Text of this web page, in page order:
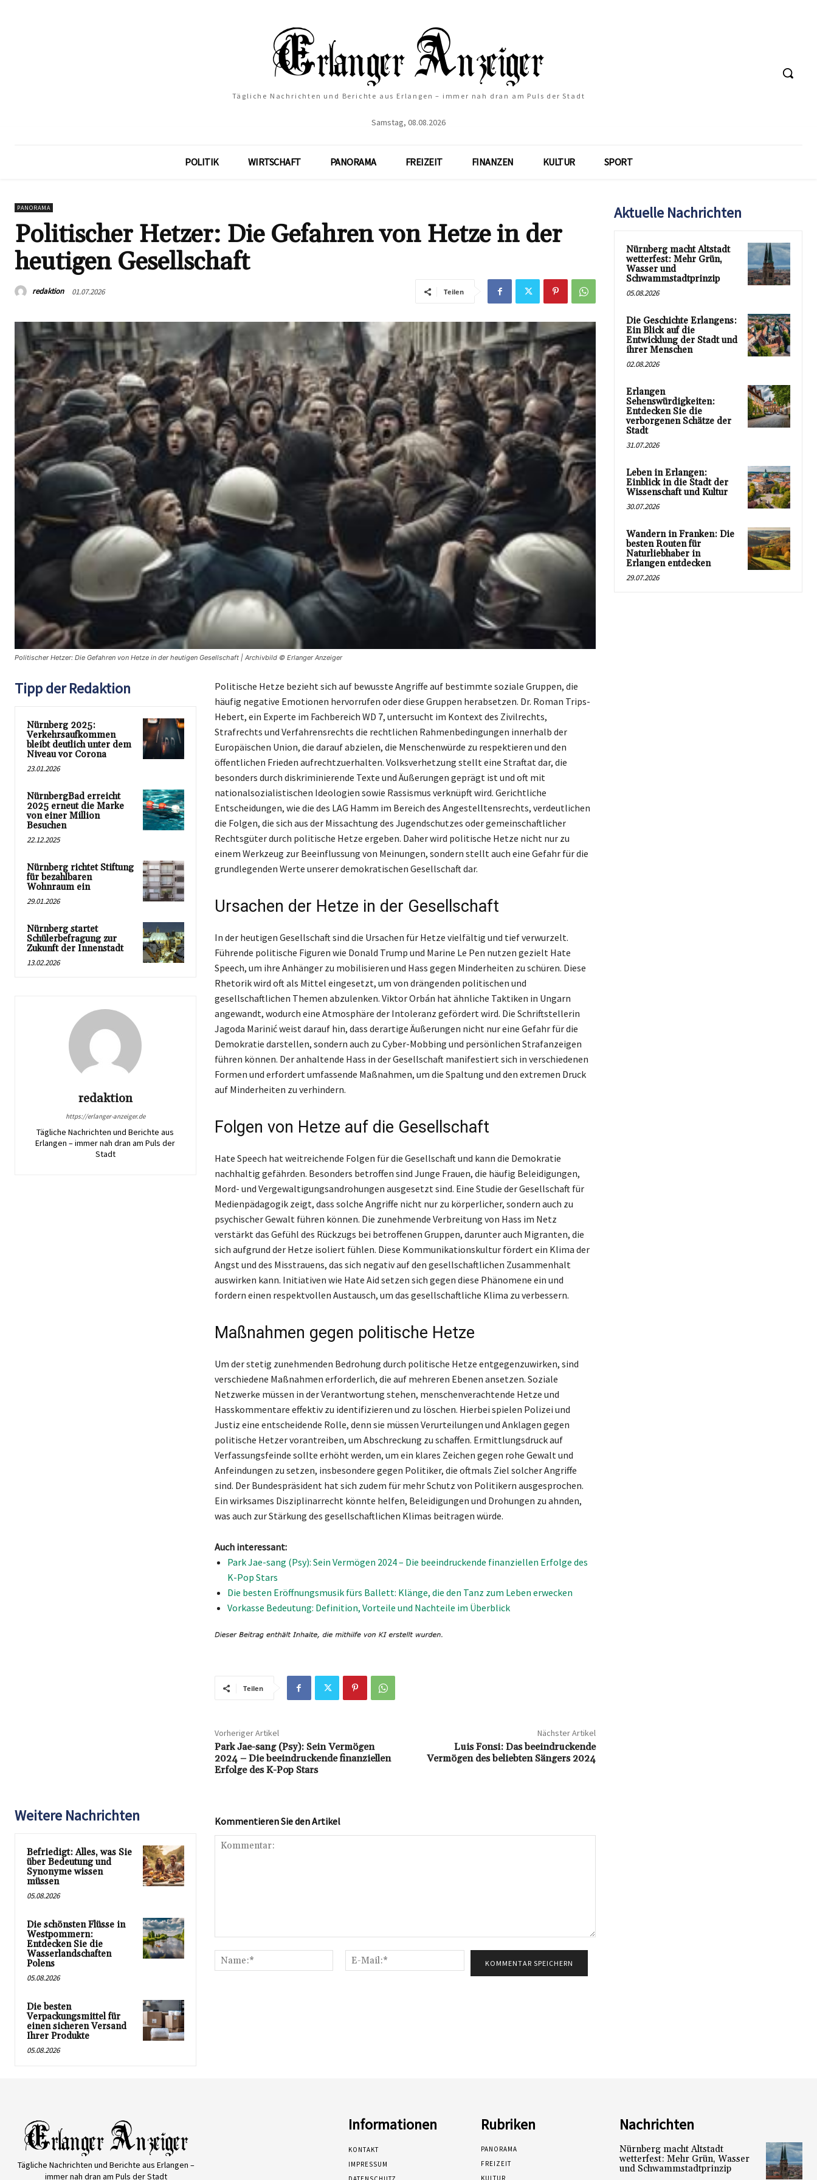
Tägliche Nachrichten und Berichte aus Erlangen – immer nah dran am Puls der Stadt
Samstag, 08.08.2026
POLITIK WIRTSCHAFT PANORAMA FREIZEIT FINANZEN KULTUR SPORT
PANORAMA
Politischer Hetzer: Die Gefahren von Hetze in der
heutigen Gesellschaft
redaktion 01.07.2026 Teilen
Politischer Hetzer: Die Gefahren von Hetze in der heutigen Gesellschaft | Archivbild © Erlanger Anzeiger
Tipp der Redaktion
Nürnberg 2025:
Verkehrsaufkommen
bleibt deutlich unter dem
Niveau vor Corona
23.01.2026
NürnbergBad erreicht
2025 erneut die Marke
von einer Million
Besuchen
22.12.2025
Nürnberg richtet Stiftung
für bezahlbaren
Wohnraum ein
29.01.2026
Nürnberg startet
Schülerbefragung zur
Zukunft der Innenstadt
13.02.2026
redaktion
https://erlanger-anzeiger.de
Tägliche Nachrichten und Berichte aus
Erlangen – immer nah dran am Puls der
Stadt
Politische Hetze bezieht sich auf bewusste Angriffe auf bestimmte soziale Gruppen, die
häufig negative Emotionen hervorrufen oder diese Gruppen herabsetzen. Dr. Roman Trips-
Hebert, ein Experte im Fachbereich WD 7, untersucht im Kontext des Zivilrechts,
Strafrechts und Verfahrensrechts die rechtlichen Rahmenbedingungen innerhalb der
Europäischen Union, die darauf abzielen, die Menschenwürde zu respektieren und den
öffentlichen Frieden aufrechtzuerhalten. Volksverhetzung stellt eine Straftat dar, die
besonders durch diskriminierende Texte und Äußerungen geprägt ist und oft mit
nationalsozialistischen Ideologien sowie Rassismus verknüpft wird. Gerichtliche
Entscheidungen, wie die des LAG Hamm im Bereich des Angestelltensrechts, verdeutlichen
die Folgen, die sich aus der Missachtung des Jugendschutzes oder gemeinschaftlicher
Rechtsgüter durch politische Hetze ergeben. Daher wird politische Hetze nicht nur zu
einem Werkzeug zur Beeinflussung von Meinungen, sondern stellt auch eine Gefahr für die
grundlegenden Werte unserer demokratischen Gesellschaft dar.
Ursachen der Hetze in der Gesellschaft
In der heutigen Gesellschaft sind die Ursachen für Hetze vielfältig und tief verwurzelt.
Führende politische Figuren wie Donald Trump und Marine Le Pen nutzen gezielt Hate
Speech, um ihre Anhänger zu mobilisieren und Hass gegen Minderheiten zu schüren. Diese
Rhetorik wird oft als Mittel eingesetzt, um von drängenden politischen und
gesellschaftlichen Themen abzulenken. Viktor Orbán hat ähnliche Taktiken in Ungarn
angewandt, wodurch eine Atmosphäre der Intoleranz gefördert wird. Die Schriftstellerin
Jagoda Marinić weist darauf hin, dass derartige Äußerungen nicht nur eine Gefahr für die
Demokratie darstellen, sondern auch zu Cyber-Mobbing und persönlichen Strafanzeigen
führen können. Der anhaltende Hass in der Gesellschaft manifestiert sich in verschiedenen
Formen und erfordert umfassende Maßnahmen, um die Spaltung und den extremen Druck
auf Minderheiten zu verhindern.
Folgen von Hetze auf die Gesellschaft
Hate Speech hat weitreichende Folgen für die Gesellschaft und kann die Demokratie
nachhaltig gefährden. Besonders betroffen sind Junge Frauen, die häufig Beleidigungen,
Mord- und Vergewaltigungsandrohungen ausgesetzt sind. Eine Studie der Gesellschaft für
Medienpädagogik zeigt, dass solche Angriffe nicht nur zu körperlicher, sondern auch zu
psychischer Gewalt führen können. Die zunehmende Verbreitung von Hass im Netz
verstärkt das Gefühl des Rückzugs bei betroffenen Gruppen, darunter auch Migranten, die
sich aufgrund der Hetze isoliert fühlen. Diese Kommunikationskultur fördert ein Klima der
Angst und des Misstrauens, das sich negativ auf den gesellschaftlichen Zusammenhalt
auswirken kann. Initiativen wie Hate Aid setzen sich gegen diese Phänomene ein und
fordern einen respektvollen Austausch, um das gesellschaftliche Klima zu verbessern.
Maßnahmen gegen politische Hetze
Um der stetig zunehmenden Bedrohung durch politische Hetze entgegenzuwirken, sind
verschiedene Maßnahmen erforderlich, die auf mehreren Ebenen ansetzen. Soziale
Netzwerke müssen in der Verantwortung stehen, menschenverachtende Hetze und
Hasskommentare effektiv zu identifizieren und zu löschen. Hierbei spielen Polizei und
Justiz eine entscheidende Rolle, denn sie müssen Verurteilungen und Anklagen gegen
politische Hetzer vorantreiben, um Abschreckung zu schaffen. Ermittlungsdruck auf
Verfassungsfeinde sollte erhöht werden, um ein klares Zeichen gegen rohe Gewalt und
Anfeindungen zu setzen, insbesondere gegen Politiker, die oftmals Ziel solcher Angriffe
sind. Der Bundespräsident hat sich zudem für mehr Schutz von Politikern ausgesprochen.
Ein wirksames Disziplinarrecht könnte helfen, Beleidigungen und Drohungen zu ahnden,
was auch zur Stärkung des gesellschaftlichen Klimas beitragen würde.
Auch interessant:
Park Jae-sang (Psy): Sein Vermögen 2024 – Die beeindruckende finanziellen Erfolge des
K-Pop Stars
Die besten Eröffnungsmusik fürs Ballett: Klänge, die den Tanz zum Leben erwecken
Vorkasse Bedeutung: Definition, Vorteile und Nachteile im Überblick
Teilen
Vorheriger Artikel
Park Jae-sang (Psy): Sein Vermögen
2024 – Die beeindruckende finanziellen
Erfolge des K-Pop Stars
Nächster Artikel
Luis Fonsi: Das beeindruckende
Vermögen des beliebten Sängers 2024
Weitere Nachrichten
Befriedigt: Alles, was Sie
über Bedeutung und
Synonyme wissen
müssen
05.08.2026
Die schönsten Flüsse in
Westpommern:
Entdecken Sie die
Wasserlandschaften
Polens
05.08.2026
Die besten
Verpackungsmittel für
einen sicheren Versand
Ihrer Produkte
05.08.2026
Kommentieren Sie den Artikel
Name:*
Mail:*
Aktuelle Nachrichten
Nürnberg macht Altstadt
wetterfest: Mehr Grün,
Wasser und
Schwammstadtprinzip
05.08.2026
Die Geschichte Erlangens:
Ein Blick auf die
Entwicklung der Stadt und
ihrer Menschen
02.08.2026
Erlangen
Sehenswürdigkeiten:
Entdecken Sie die
verborgenen Schätze der
Stadt
31.07.2026
Leben in Erlangen:
Einblick in die Stadt der
Wissenschaft und Kultur
30.07.2026
Wandern in Franken: Die
besten Routen für
Naturliebhaber in
Erlangen entdecken
29.07.2026
Tägliche Nachrichten und Berichte aus Erlangen –
immer nah dran am Puls der Stadt
Informationen
KONTAKT
IMPRESSUM
Rubriken
PANORAMA
FREIZEIT
Nachrichten
Nürnberg macht Altstadt
wetterfest: Mehr Grün, Wasser
und Schwammstadtprinzip